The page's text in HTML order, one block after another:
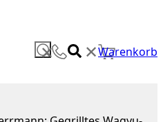
✕ ✕Warenkorb